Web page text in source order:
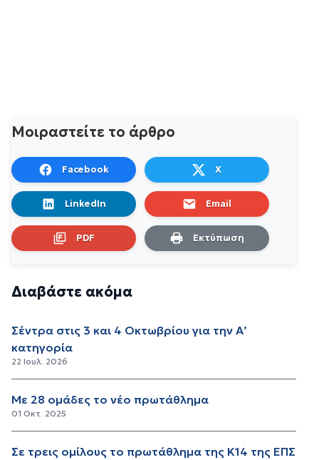
Μοιραστείτε το άρθρο
Facebook X
LinkedIn Email
PDF Εκτύπωση
Διαβάστε ακόμα
Σέντρα στις 3 και 4 Οκτωβρίου για την Α’
κατηγορία
22 Ιουλ. 2026
Με 28 ομάδες το νέο πρωτάθλημα
01 Οκτ. 2025
Σε τρεις ομίλους το πρωτάθλημα της Κ14 της ΕΠΣ